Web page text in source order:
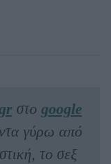
στο google
γύρω από
το σεξ